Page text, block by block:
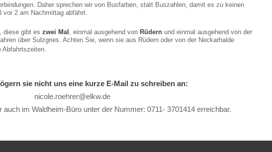
Daher sprechen wir von Busfarben, statt Buszahlen, damit es zu keinen
vor 2 am Nachmittag abfährt.
diese gibt es zwei Mal , einmal ausgehend von Rüdern und einmal ausgehend von der
über Sulzgries. Achten Sie, wenn sie aus Rüdern oder von der Neckarhalde
Abfahrtszeiten.
sie nicht uns eine kurze E-Mail zu schreiben an:
nicole.roehrer@elkw.de
im Waldheim-Büro unter der Nummer: 0711- 3701414 erreichbar.